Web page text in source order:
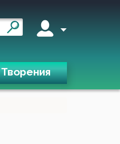
Творения